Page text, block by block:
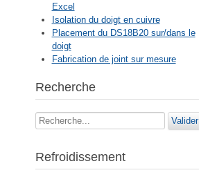
Excel
Isolation du doigt en cuivre
Placement du DS18B20 sur/dans le
doigt
Fabrication de joint sur mesure
Recherche
Rechercher Valider
Refroidissement